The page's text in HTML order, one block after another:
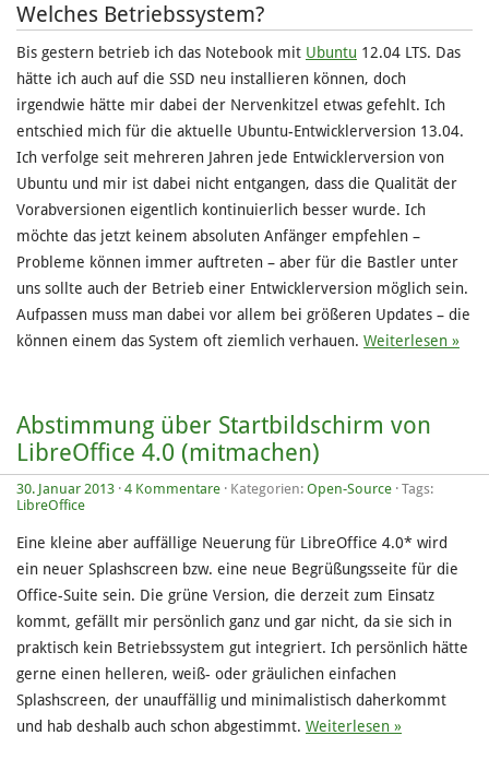
Welches Betriebssystem?
Bis gestern betrieb ich das Notebook mit Ubuntu 12.04 LTS. Das
hätte ich auch auf die SSD neu installieren können, doch
irgendwie hätte mir dabei der Nervenkitzel etwas gefehlt. Ich
entschied mich für die aktuelle Ubuntu-Entwicklerversion 13.04.
Ich verfolge seit mehreren Jahren jede Entwicklerversion von
Ubuntu und mir ist dabei nicht entgangen, dass die Qualität der
Vorabversionen eigentlich kontinuierlich besser wurde. Ich
möchte das jetzt keinem absoluten Anfänger empfehlen –
Probleme können immer auftreten – aber für die Bastler unter
uns sollte auch der Betrieb einer Entwicklerversion möglich sein.
Aufpassen muss man dabei vor allem bei größeren Updates – die
können einem das System oft ziemlich verhauen. Weiterlesen »
Abstimmung über Startbildschirm von
LibreOffice 4.0 (mitmachen)
30. Januar 2013 · 4 Kommentare · Kategorien: Open-Source · Tags:
LibreOffice
Eine kleine aber auffällige Neuerung für LibreOffice 4.0* wird
ein neuer Splashscreen bzw. eine neue Begrüßungsseite für die
Office-Suite sein. Die grüne Version, die derzeit zum Einsatz
kommt, gefällt mir persönlich ganz und gar nicht, da sie sich in
praktisch kein Betriebssystem gut integriert. Ich persönlich hätte
gerne einen helleren, weiß- oder gräulichen einfachen
Splashscreen, der unauffällig und minimalistisch daherkommt
und hab deshalb auch schon abgestimmt. Weiterlesen »